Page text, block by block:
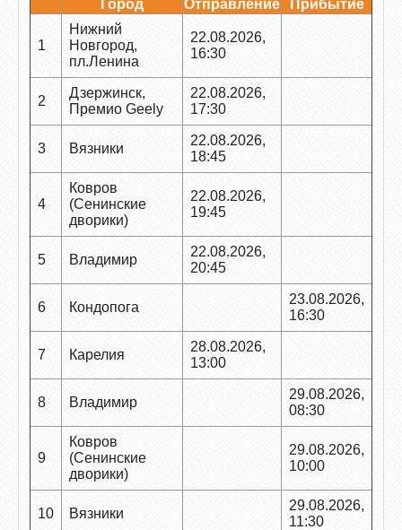
Город Отправление Прибытие
1
Нижний
Новгород,
пл.Ленина
22.08.2026,
16:30
2
Дзержинск,
Премио Geely
22.08.2026,
17:30
3 Вязники
22.08.2026,
18:45
4
Ковров
(Сенинские
дворики)
22.08.2026,
19:45
5 Владимир
22.08.2026,
20:45
6 Кондопога
23.08.2026,
16:30
7 Карелия
28.08.2026,
13:00
8 Владимир
29.08.2026,
08:30
9
Ковров
(Сенинские
дворики)
29.08.2026,
10:00
10 Вязники
29.08.2026,
11:30